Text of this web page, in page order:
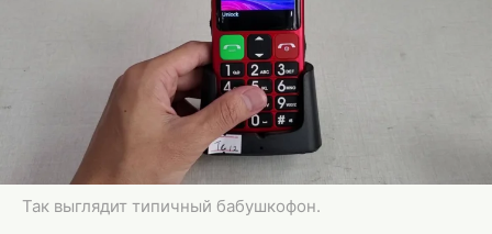
Так выглядит типичный бабушкофон.